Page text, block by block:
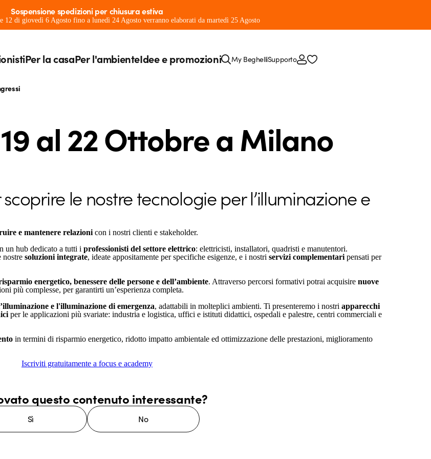
Sospensione spedizioni per chiusura estiva
12 di giovedì 6 Agosto fino a lunedì 24 Agosto verranno elaborati da martedì 25 Agosto
Per la casaPer l'ambienteIdee e promozioni My BeghelliSupporto
al 22 Ottobre a Milano
le nostre tecnologie per l’illuminazione e
e mantenere relazioni con i nostri clienti e stakeholder.
un hub dedicato a tutti i professionisti del settore elettrico: elettricisti, installatori, quadristi e manutentori.
nostre soluzioni integrate, ideate appositamente per specifiche esigenze, e i nostri servizi complementari pensati per
energetico, benessere delle persone e dell’ambiente. Attraverso percorsi formativi potrai acquisire nuove
più complesse, per garantirti un’esperienza completa.
e l'illuminazione di emergenza, adattabili in molteplici ambienti. Ti presenteremo i nostri apparecchi
per le applicazioni più svariate: industria e logistica, uffici e istituti didattici, ospedali e palestre, centri commerciali e
in termini di risparmio energetico, ridotto impatto ambientale ed ottimizzazione delle prestazioni, miglioramento
Iscriviti gratuitamente a focus e academy
questo contenuto interessante?
Sì No